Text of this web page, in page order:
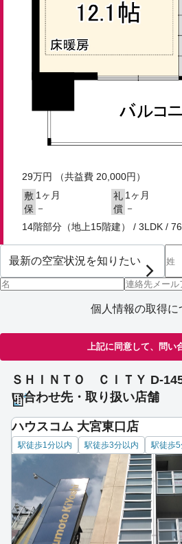
29万円
（共益費 20,000円）
敷 1ヶ月 礼 1ヶ月
保 － 償 －
14階部分（地上15階建） / 3LDK /
個人情報の取得に
上記に同意して、問い
ＳＨＩＮＴＯ ＣＩＴＹ D-
い合わせ先・取り扱い店舗
ハウスコム 大宮東口店
駅徒歩1分以内 駅徒歩3分以内 駅徒歩5